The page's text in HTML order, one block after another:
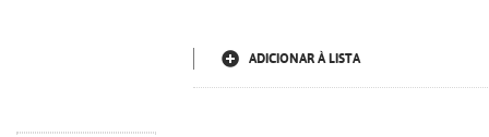
ADICIONAR À LISTA